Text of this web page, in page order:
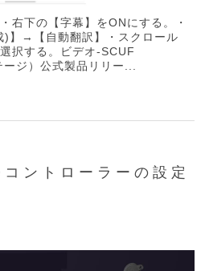
右下の【字幕】をONにする。・
)】→【自動翻訳】・スクロール
択する。ビデオ-SCUF
ジ）公式製品リリー...
ントローラーの設定